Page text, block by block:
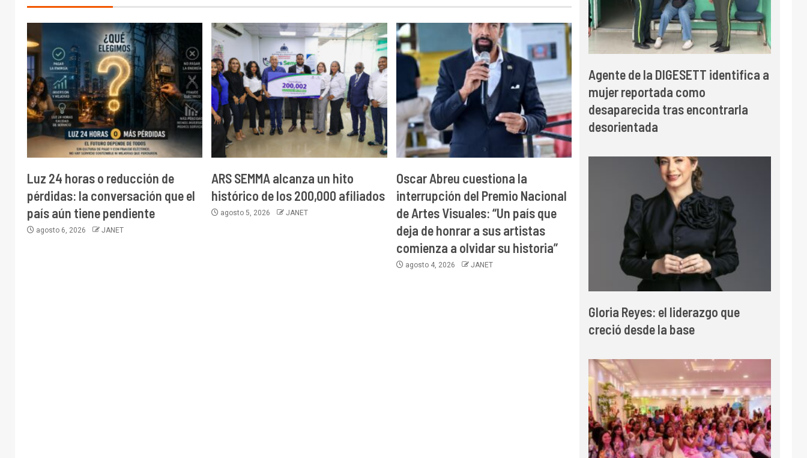
Luz 24 horas o reducción de
pérdidas: la conversación que el
país aún tiene pendiente
agosto 6, 2026 JANET
ARS SEMMA alcanza un hito
histórico de los 200,000 afiliados
agosto 5, 2026 JANET
Oscar Abreu cuestiona la
interrupción del Premio Nacional
de Artes Visuales: “Un país que
deja de honrar a sus artistas
comienza a olvidar su historia”
agosto 4, 2026 JANET
Agente de la DIGESETT identifica a
mujer reportada como
desaparecida tras encontrarla
desorientada
Gloria Reyes: el liderazgo que
creció desde la base